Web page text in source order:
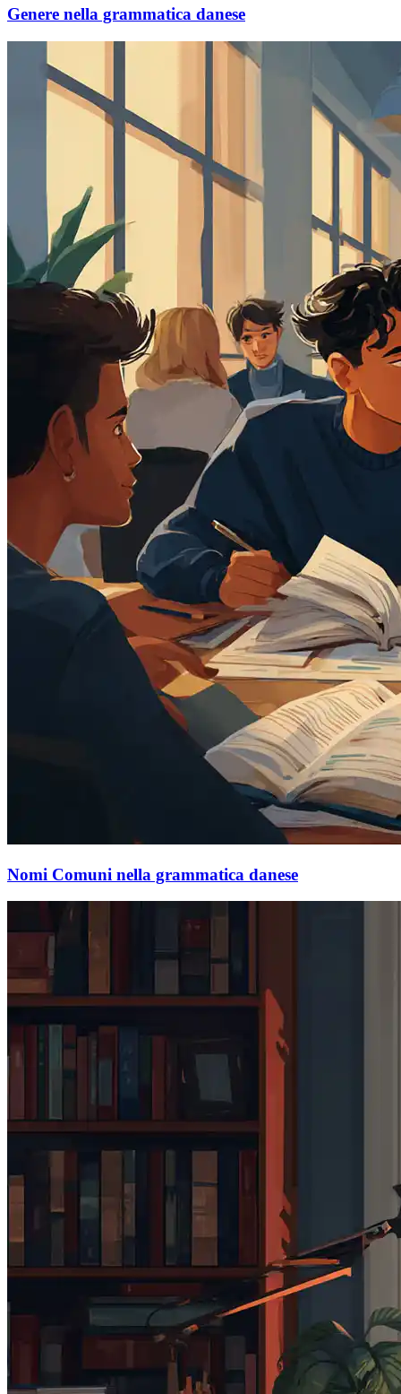
Genere nella grammatica danese
Nomi Comuni nella grammatica danese